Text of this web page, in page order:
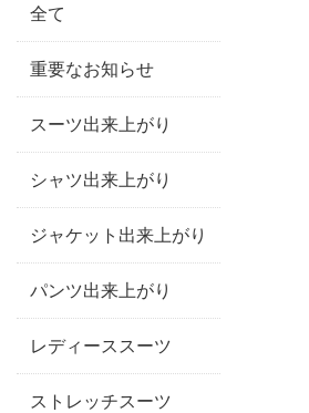
全て
重要なお知らせ
スーツ出来上がり
シャツ出来上がり
ジャケット出来上がり
パンツ出来上がり
レディーススーツ
ストレッチスーツ